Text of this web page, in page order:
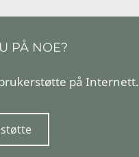
PÅ NOE?
på Internett.